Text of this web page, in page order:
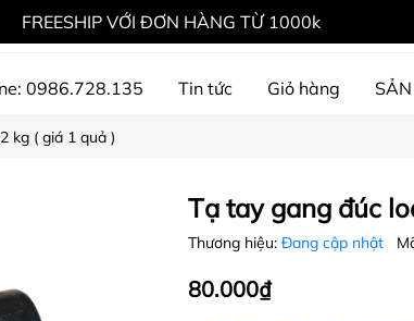
FREESHIP VỚI ĐƠN HÀNG TỪ 1000k
0986.728.135 Tin tức Giỏ hàng
kg ( giá 1 quả )
Tạ tay gang đúc
Thương hiệu: Đang cập nhật
80.000₫